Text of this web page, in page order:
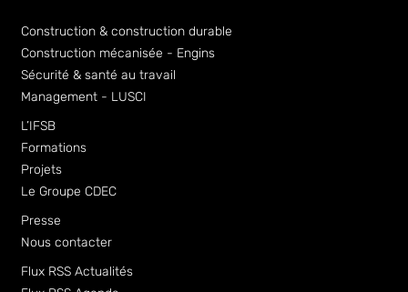
Construction & construction durable
Construction mécanisée - Engins
Sécurité & santé au travail
Management - LUSCI
L’IFSB
Formations
Projets
Le Groupe CDEC
Presse
Nous contacter
Flux RSS Actualités